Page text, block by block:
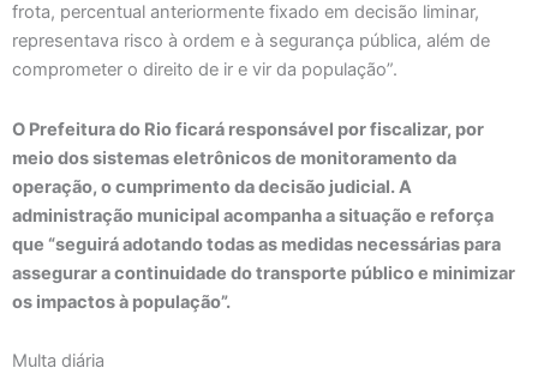
frota, percentual anteriormente fixado em decisão liminar,
representava risco à ordem e à segurança pública, além de
comprometer o direito de ir e vir da população”.
O Prefeitura do Rio ficará responsável por fiscalizar, por
meio dos sistemas eletrônicos de monitoramento da
operação, o cumprimento da decisão judicial. A
administração municipal acompanha a situação e reforça
que “seguirá adotando todas as medidas necessárias para
assegurar a continuidade do transporte público e minimizar
os impactos à população”.
Multa diária